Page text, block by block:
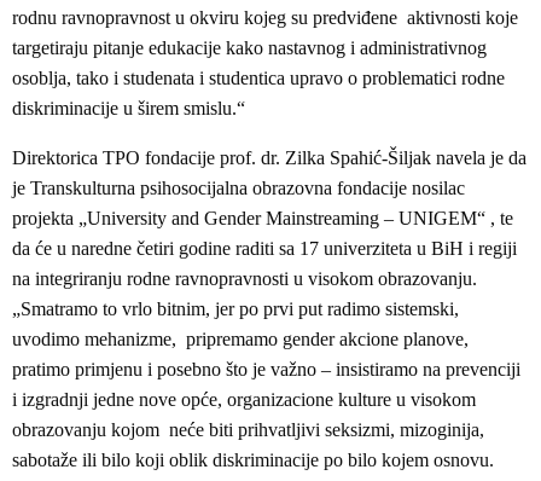
rodnu ravnopravnost u okviru kojeg su predviđene aktivnosti koje
targetiraju pitanje edukacije kako nastavnog i administrativnog
osoblja, tako i studenata i studentica upravo o problematici rodne
diskriminacije u širem smislu.“
Direktorica TPO fondacije prof. dr. Zilka Spahić-Šiljak navela je da
je Transkulturna psihosocijalna obrazovna fondacije nosilac
projekta „University and Gender Mainstreaming – UNIGEM“ , te
da će u naredne četiri godine raditi sa 17 univerziteta u BiH i regiji
na integriranju rodne ravnopravnosti u visokom obrazovanju.
„Smatramo to vrlo bitnim, jer po prvi put radimo sistemski,
uvodimo mehanizme, pripremamo gender akcione planove,
pratimo primjenu i posebno što je važno – insistiramo na prevenciji
i izgradnji jedne nove opće, organizacione kulture u visokom
obrazovanju kojom neće biti prihvatljivi seksizmi, mizoginija,
sabotaže ili bilo koji oblik diskriminacije po bilo kojem osnovu.